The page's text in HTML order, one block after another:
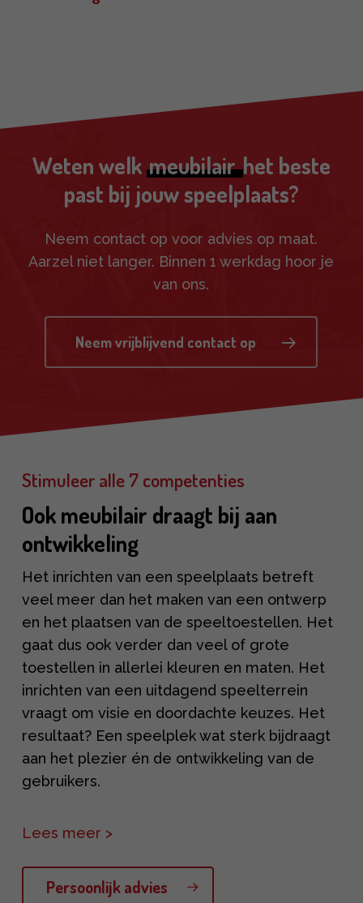
Weten welk meubilairhet beste
past bij jouw speelplaats?
Neem contact op voor advies op maat.
Aarzel niet langer. Binnen 1 werkdag hoor je
van ons.
Neem vrijblijvend contact op
Stimuleer alle 7 competenties
Ook meubilair draagt bij aan
ontwikkeling
Het inrichten van een speelplaats betreft
veel meer dan het maken van een ontwerp
en het plaatsen van de speeltoestellen. Het
gaat dus ook verder dan veel of grote
toestellen in allerlei kleuren en maten. Het
inrichten van een uitdagend speelterrein
vraagt om visie en doordachte keuzes. Het
resultaat? Een speelplek wat sterk bijdraagt
aan het plezier én de ontwikkeling van de
gebruikers.
Ook het meubilair op de speelplaats draagt
competentie-ontwikkeling. Op de juiste
manier plaatsen van het goede meubilair
Lees meer >
Persoonlijk advies